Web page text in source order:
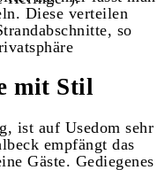
Diese verteilen
so
mit Stil
ist auf Usedom sehr
empfängt das
Gäste. Gediegenes